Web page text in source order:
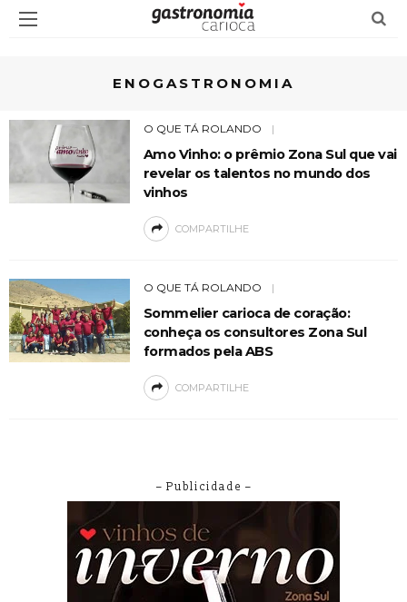
ENOGASTRONOMIA
O QUE TÁ ROLANDO
Amo Vinho: o prêmio Zona Sul que vai
revelar os talentos no mundo dos
vinhos
COMPARTILHE
O QUE TÁ ROLANDO
Sommelier carioca de coração:
conheça os consultores Zona Sul
formados pela ABS
COMPARTILHE
– Publicidade –